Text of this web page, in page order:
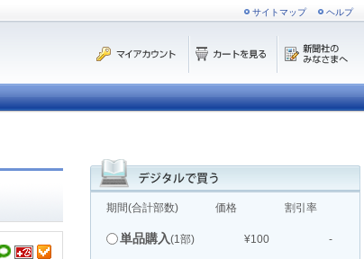
サイトマップ ヘルプ
期間(合計部数) 価格 割引率
単品購入(1部) ¥100 -